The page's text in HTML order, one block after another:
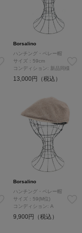
Borsalino
ハンチング・ベレー帽
サイズ：59cm
コンディション: 新品同様
13,000円（税込）
Borsalino
ハンチング・ベレー帽
サイズ：59(M位)
コンディション: A
9,900円（税込）